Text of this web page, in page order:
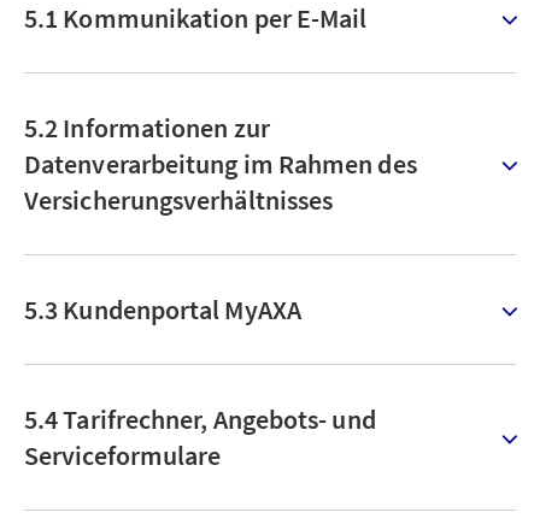
5.1 Kommunikation per E-Mail
5.2 Informationen zur
Datenverarbeitung im Rahmen des
Versicherungsverhältnisses
5.3 Kundenportal MyAXA
5.4 Tarifrechner, Angebots- und
Serviceformulare